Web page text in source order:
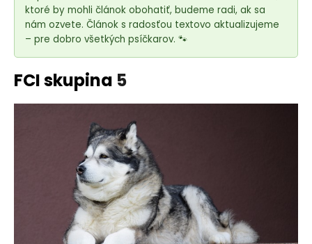
ktoré by mohli článok obohatiť, budeme radi, ak sa
nám ozvete. Článok s radosťou textovo aktualizujeme
– pre dobro všetkých psíčkarov. 🐾
FCI skupina 5
á
j
s
ť
?
HĽADAŤ